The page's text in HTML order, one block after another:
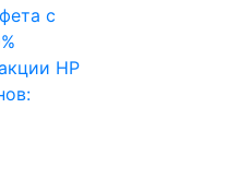
с
HP